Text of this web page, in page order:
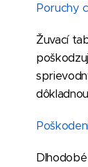
Poruchy
Žuvací